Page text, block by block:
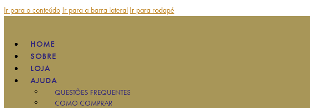
Ir para o conteúdo Ir para a barra lateral Ir para rodapé
HOME
SOBRE
LOJA
AJUDA
QUESTÕES FREQUENTES
COMO COMPRAR